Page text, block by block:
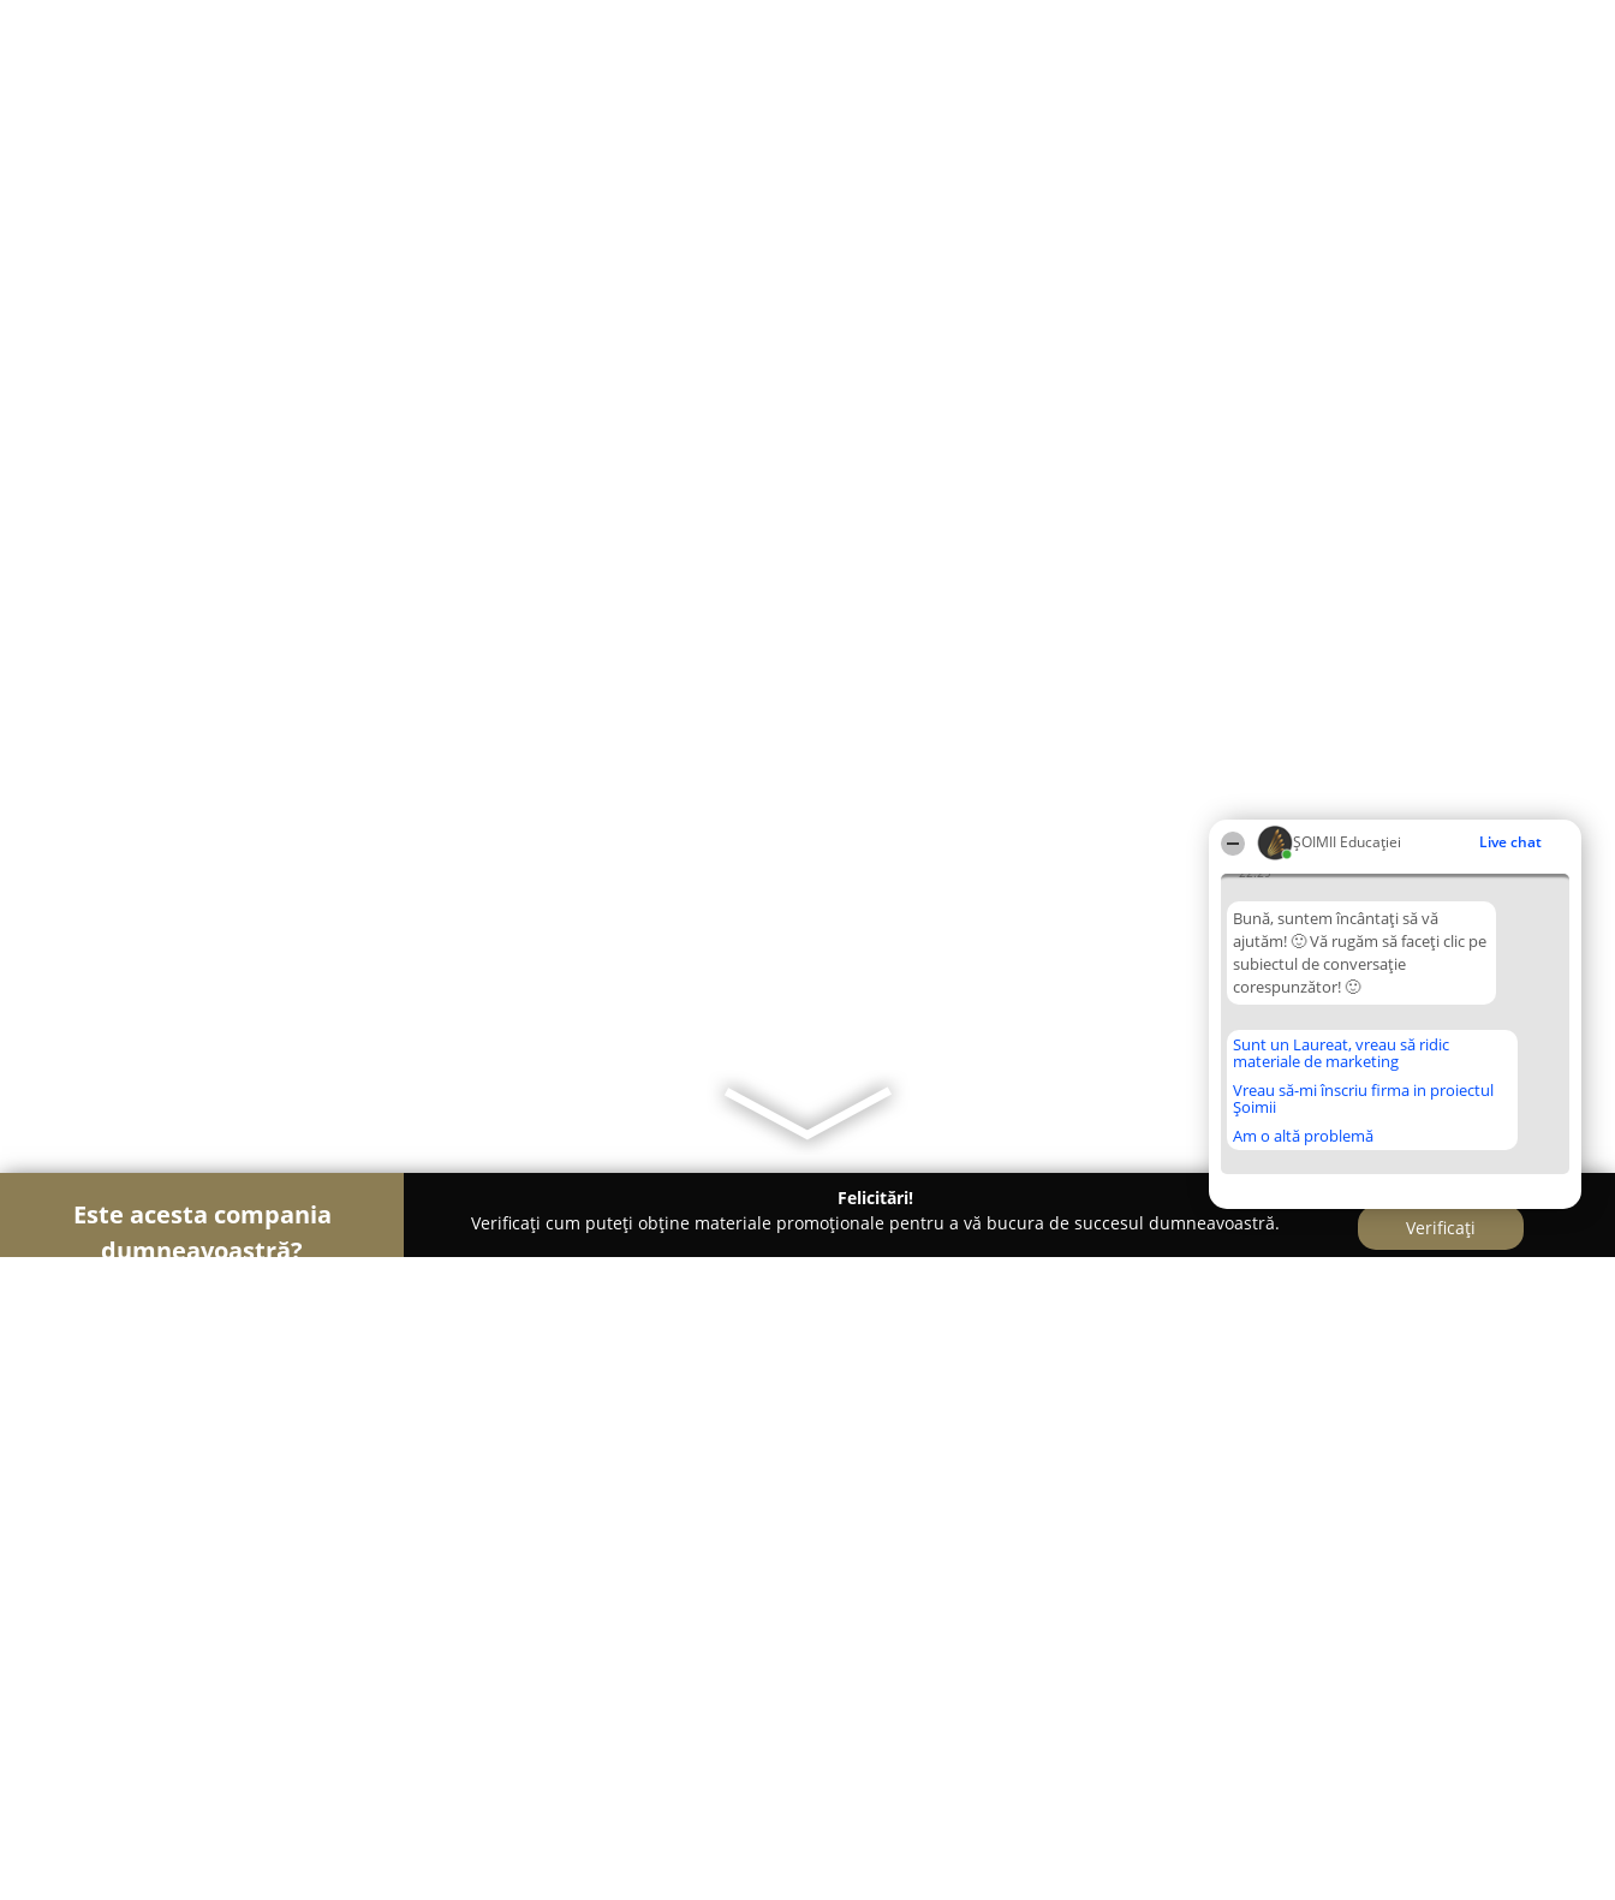
ȘOIMII Educației Live chat
22:29
Bună, suntem încântați să vă
ajutăm! 🙂 Vă rugăm să faceți clic pe
subiectul de conversație
corespunzător! 🙂
Sunt un Laureat, vreau să ridic
materiale de marketing
Vreau să-mi înscriu firma in proiectul
Șoimii
Am o altă problemă
Este acesta compania
dumneavoastră?
Felicitări!
Verificați cum puteți obține materiale promoționale pentru a vă bucura de succesul dumneavoastră.
Verificați